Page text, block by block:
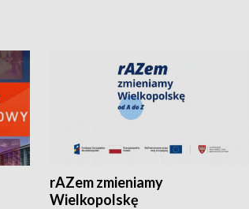
rAZem zmieniamy
Wielkopolskę